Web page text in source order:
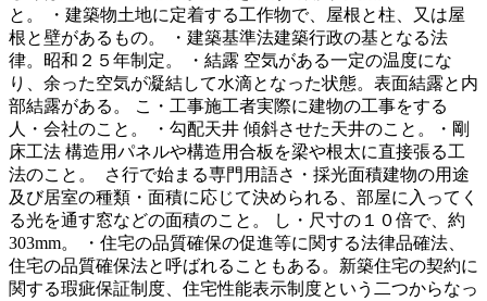
と。 ・建築物土地に定着する工作物で、屋根と柱、又は屋
根と壁があるもの。 ・建築基準法建築行政の基となる法
律。昭和２５年制定。 ・結露 空気がある一定の温度にな
り、余った空気が凝結して水滴となった状態。表面結露と内
部結露がある。 こ・工事施工者実際に建物の工事をする
人・会社のこと。 ・勾配天井 傾斜させた天井のこと。・剛
床工法 構造用パネルや構造用合板を梁や根太に直接張る工
法のこと。 さ行で始まる専門用語さ・採光面積建物の用途
及び居室の種類・面積に応じて決められる、部屋に入ってく
る光を通す窓などの面積のこと。 し・尺寸の１０倍で、約
303mm。 ・住宅の品質確保の促進等に関する法律品確法、
住宅の品質確保法と呼ばれることもある。新築住宅の契約に
関する瑕疵保証制度、住宅性能表示制度という二つからなっ